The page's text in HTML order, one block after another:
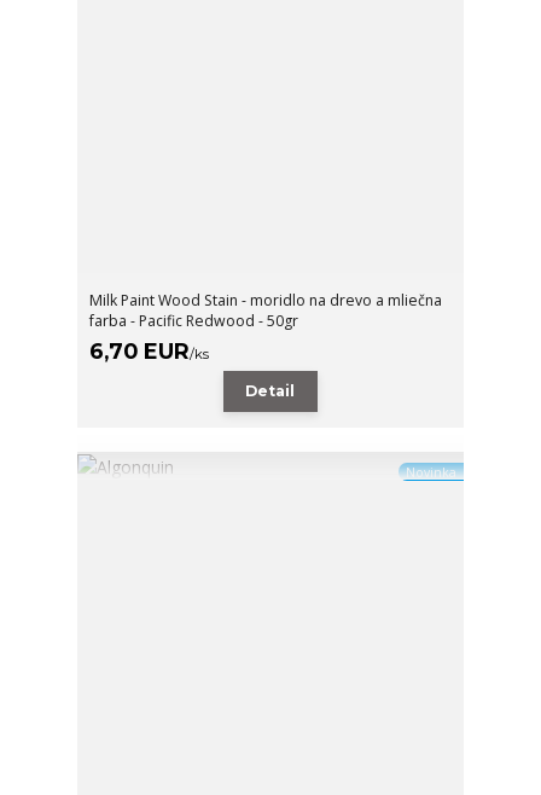
Milk Paint Wood Stain - moridlo na drevo a mliečna
farba - Pacific Redwood - 50gr
6,70 EUR/ks
Detail
Novinka